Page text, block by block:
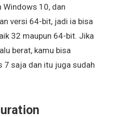
Windows 10, dan
versi 64-bit, jadi ia bisa
32 maupun 64-bit. Jika
berat, kamu bisa
7 saja dan itu juga sudah